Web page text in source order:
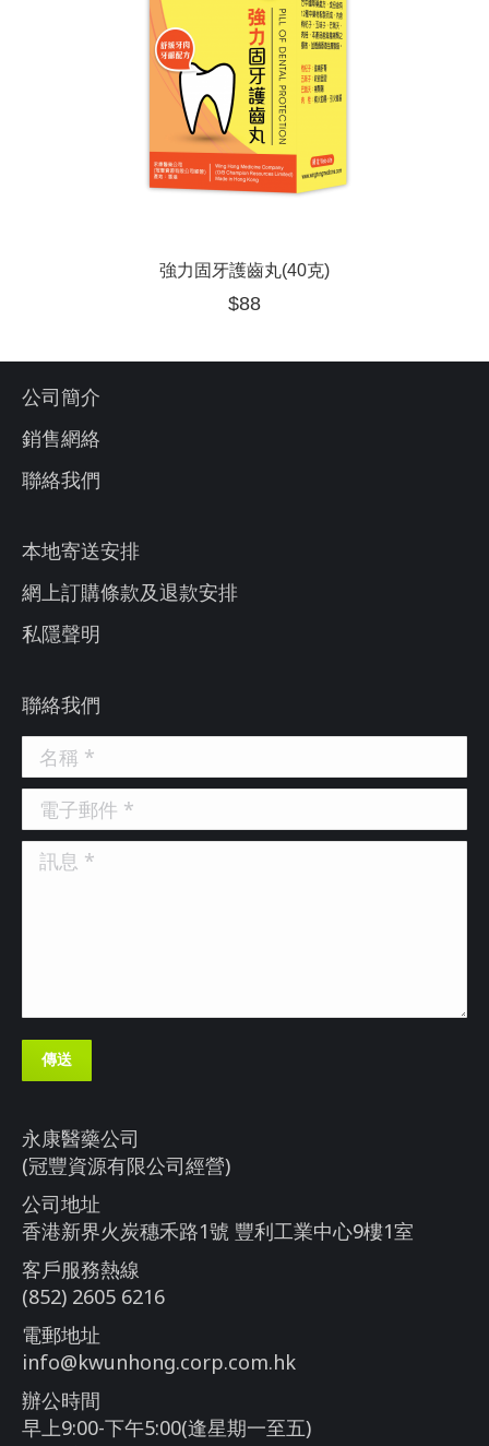
強力固牙護齒丸(40克)
$88
公司簡介
銷售網絡
聯絡我們
本地寄送安排
網上訂購條款及退款安排
私隱聲明
聯絡我們
名稱 *
電子郵件 *
訊息 *
傳送
永康醫藥公司
(冠豐資源有限公司經營)
公司地址
香港新界火炭穗禾路1號 豐利工業中心9樓1室
客戶服務熱線
(852) 2605 6216
電郵地址
info@kwunhong.corp.com.hk
辦公時間
早上9:00-下午5:00(逢星期一至五)